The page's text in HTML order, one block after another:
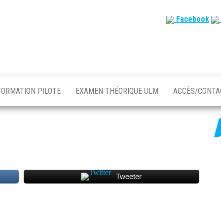
Facebook
PILOTE EXAMEN THÉORIQUE ULM ACCÈS/
Tweeter